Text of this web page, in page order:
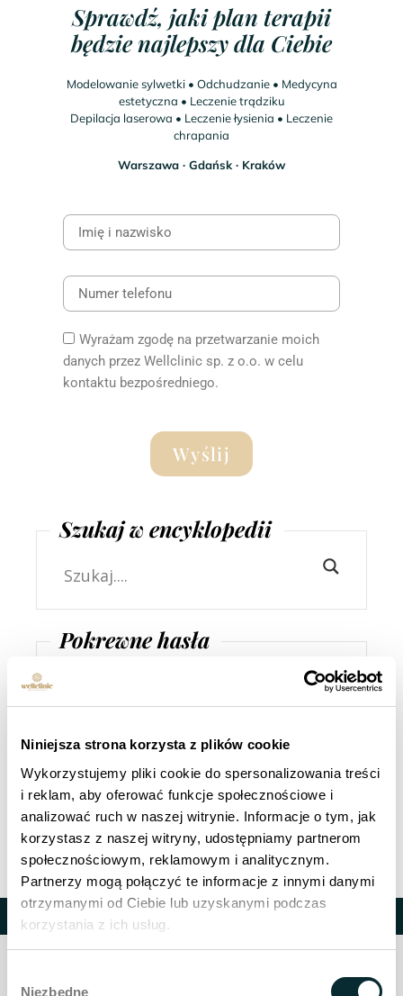
Niniejsza strona korzysta z plików cookie
Wykorzystujemy pliki cookie do spersonalizowania treści
i reklam, aby oferować funkcje społecznościowe i
analizować ruch w naszej witrynie. Informacje o tym, jak
korzystasz z naszej witryny, udostępniamy partnerom
społecznościowym, reklamowym i analitycznym.
Partnerzy mogą połączyć te informacje z innymi danymi
otrzymanymi od Ciebie lub uzyskanymi podczas
korzystania z ich usług.
Niezbędne
Sprawdź, jaki plan terapii
będzie najlepszy dla Ciebie
Modelowanie sylwetki • Odchudzanie • Medycyna
estetyczna • Leczenie trądziku
Depilacja laserowa • Leczenie łysienia • Leczenie
chrapania
Warszawa ∙ Gdańsk ∙ Kraków
Wyrażam zgodę na przetwarzanie moich
danych przez Wellclinic sp. z o.o. w celu
kontaktu bezpośredniego.
Wyślij
Szukaj w encyklopedii
Pokrewne hasła
bogatopłytkowym
Mezoterapia igłowa
Osocze bogatopłytkowe
Mezoterapia anti-aging
Polecane zabiegi